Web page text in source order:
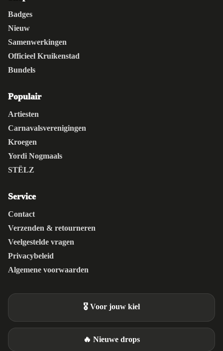
Badges
Nieuw
Samenwerkingen
Officieel Kruikenstad
Bundels
Populair
Artiesten
Carnavalsverenigingen
Kroegen
Yordi Nogmaals
STËLZ
Service
Contact
Verzenden & retourneren
Veelgestelde vragen
Privacybeleid
Algemene voorwaarden
🎖️ Voor jouw kiel
🔥 Nieuwe drops